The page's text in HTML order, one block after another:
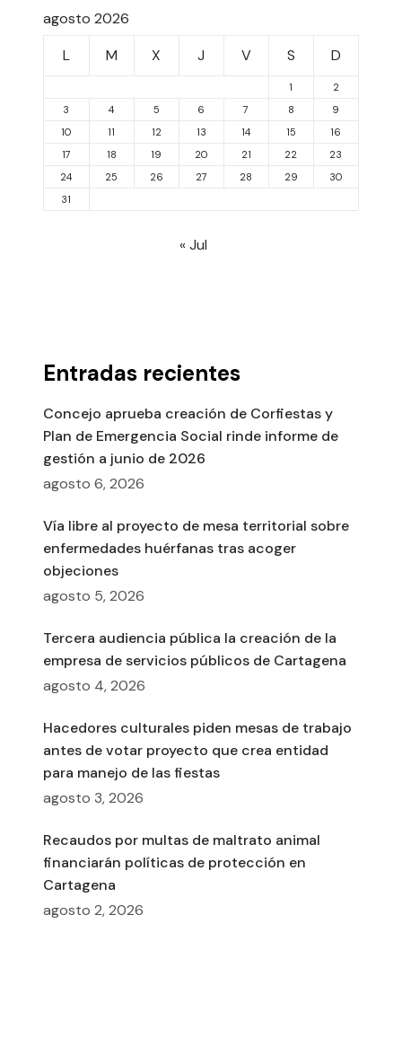
agosto 2026
L
M X J V S D
1
2
3
4 5 6 7 8
9
10
11 12 13 14 15
16
17
18 19 20 21 22
23
24
25 26 27 28 29
30
31
« Jul
Entradas recientes
Concejo aprueba creación de Corfiestas y
Plan de Emergencia Social rinde informe de
gestión a junio de 2026
agosto 6, 2026
Vía libre al proyecto de mesa territorial sobre
enfermedades huérfanas tras acoger
objeciones
agosto 5, 2026
Tercera audiencia pública la creación de la
empresa de servicios públicos de Cartagena
agosto 4, 2026
Hacedores culturales piden mesas de trabajo
antes de votar proyecto que crea entidad
para manejo de las fiestas
agosto 3, 2026
Recaudos por multas de maltrato animal
financiarán políticas de protección en
Cartagena
agosto 2, 2026